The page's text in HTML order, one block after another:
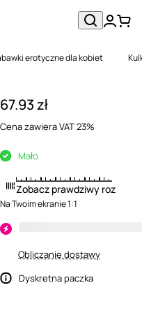
erotyczne dla kobiet
67.93 zł
Cena zawiera VAT 23%
Mało
Zobacz prawdziwy rozmiar
Na Twoim ekranie 1:1
Obliczanie dostawy
Dyskretna paczka